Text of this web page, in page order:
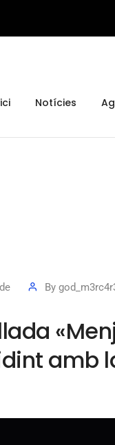
Notícies
By
amb